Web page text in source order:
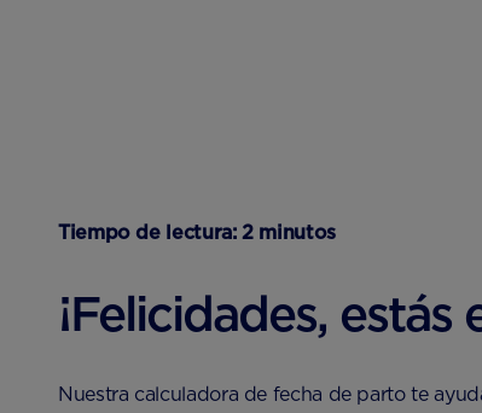
Tiempo de lectura: 2 minutos
¡Felicidades, estás
Nuestra calculadora de fecha de parto te